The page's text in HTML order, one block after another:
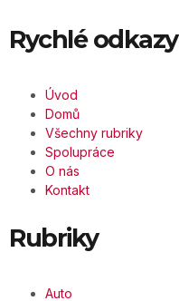
Rychlé odkazy
Úvod
Domů
Všechny rubriky
Spolupráce
O nás
Kontakt
Rubriky
Auto